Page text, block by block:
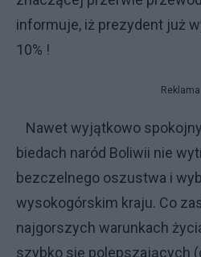
informuje, iż prezydent już
10% !
Reklama
Nawet wyjątkowo
biedach naród Boliwii nie
bezczelnego oszustwa i
wysokogórskim kraju. Co
najgorszych warunkach
szybko się polepszających